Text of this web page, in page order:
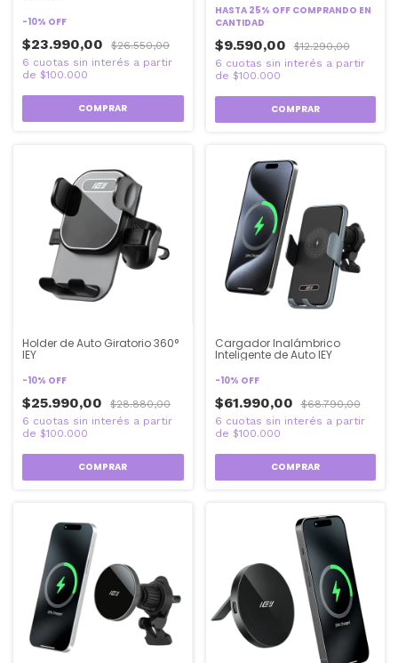
-10% OFF
$23.990,00 $26.550,00
HASTA 25% OFF COMPRANDO EN
CANTIDAD
$9.590,00 $12.290,00
Holder de Auto Giratorio 360°
IEY
-10% OFF
$25.990,00 $28.880,00
Cargador Inalámbrico
Inteligente de Auto IEY
-10% OFF
$61.990,00 $68.790,00